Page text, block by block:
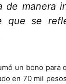
de manera
que se
un bono para
en 70 mil